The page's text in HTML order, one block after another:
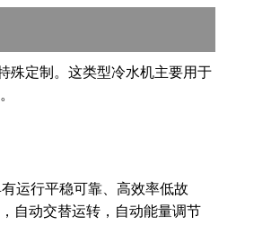
殊定制。这类型冷水机主要用于
运行平稳可靠、高效率低故
自动交替运转，自动能量调节